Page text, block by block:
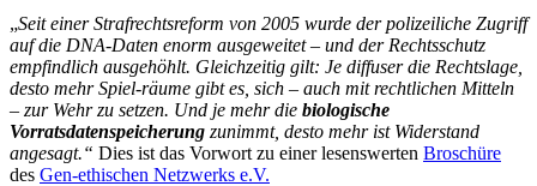
„Seit einer Strafrechtsreform von 2005 wurde der polizeiliche Zugriff
auf die DNA-Daten enorm ausgeweitet – und der Rechtsschutz
empfindlich ausgehöhlt. Gleichzeitig gilt: Je diffuser die Rechtslage,
desto mehr Spiel-räume gibt es, sich – auch mit rechtlichen Mitteln
– zur Wehr zu setzen. Und je mehr die biologische
Vorratsdatenspeicherung zunimmt, desto mehr ist Widerstand
angesagt.“ Dies ist das Vorwort zu einer lesenswerten Broschüre
des Gen-ethischen Netzwerks e.V.